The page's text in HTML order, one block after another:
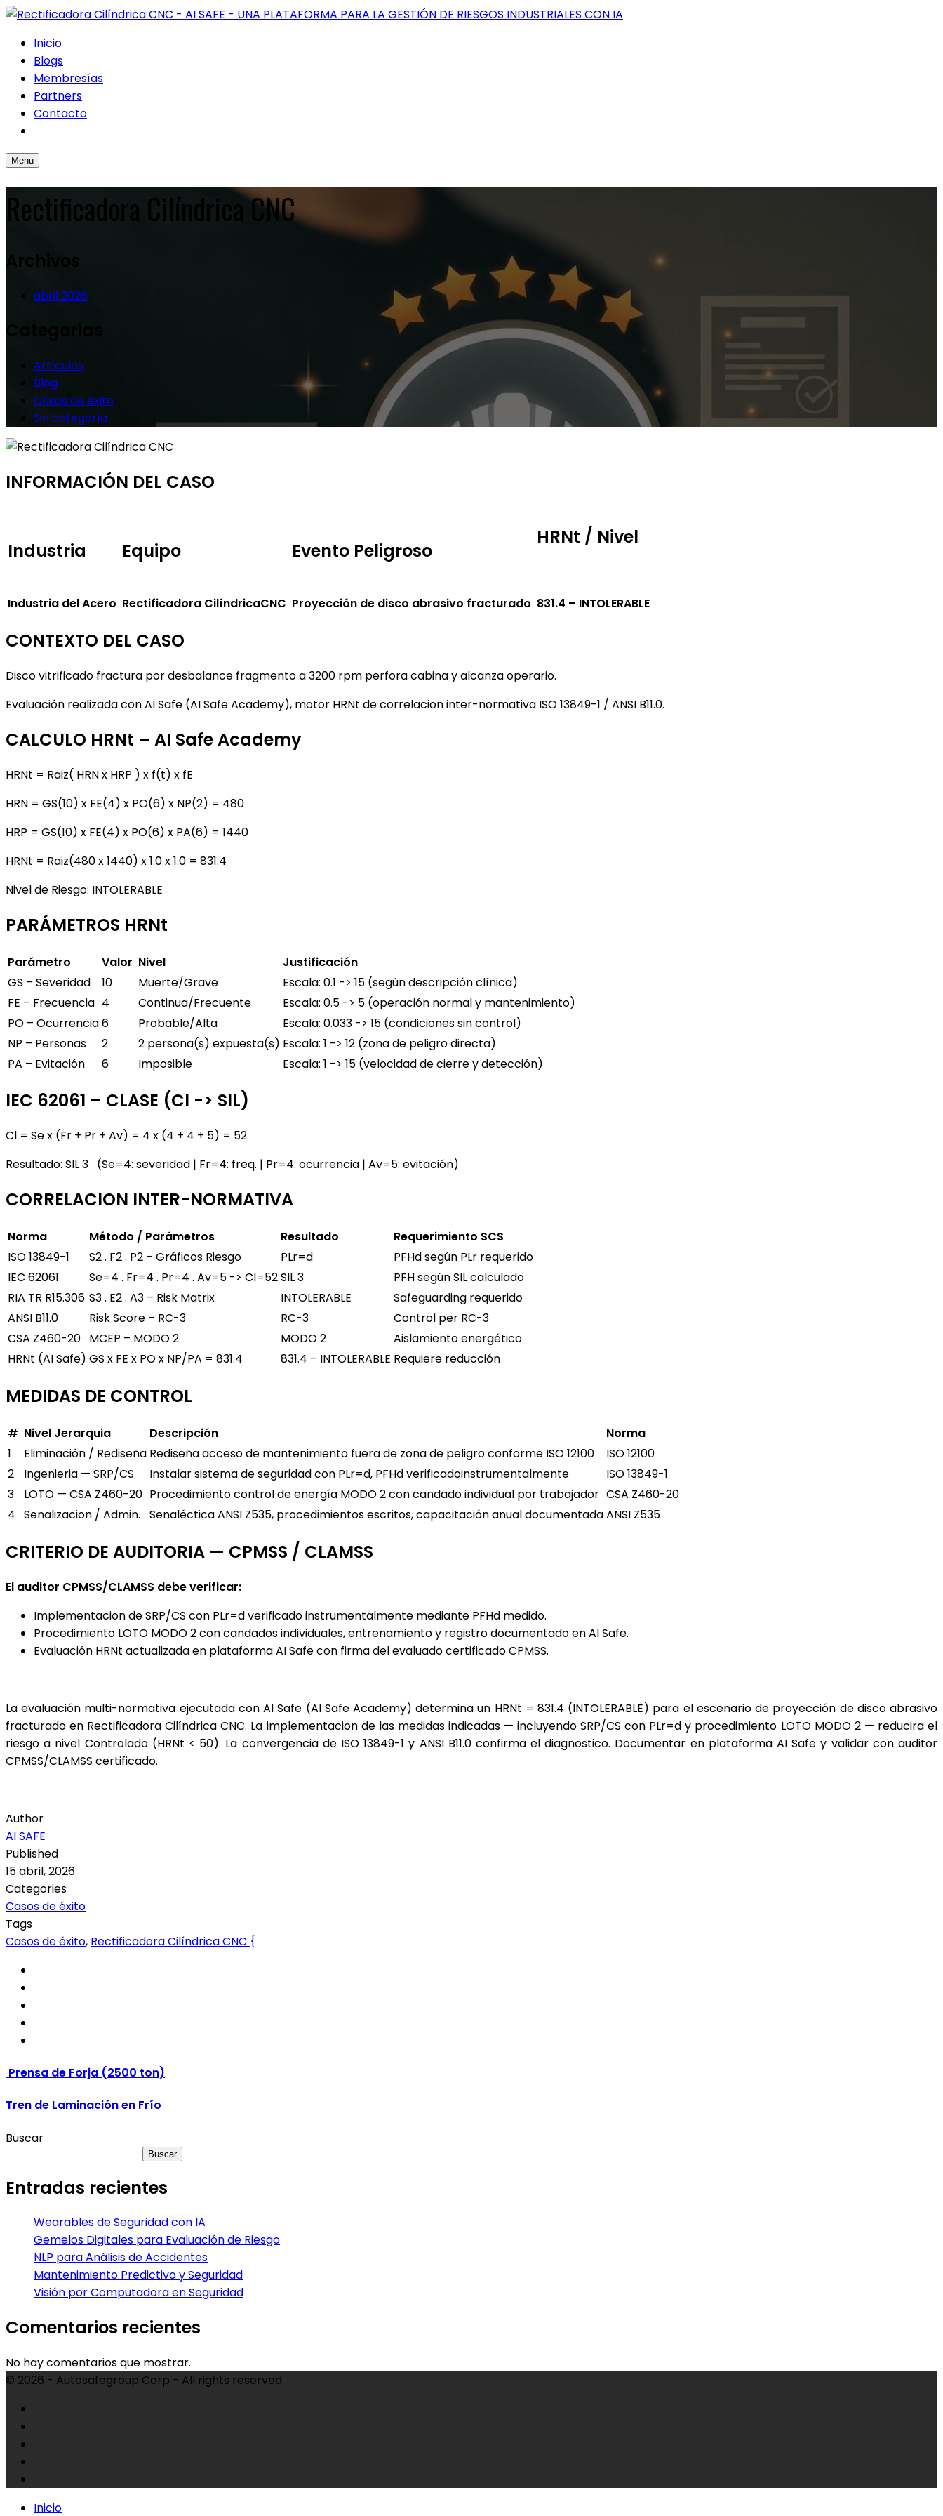
Inicio
Blogs
Membresías
Partners
Contacto
Menu
Rectificadora Cilíndrica CNC
abril 2026
Artículos
Blog
Casos de éxito
Sin categoría
INFORMACIÓN DEL CASO
Industria Equipo Evento Peligroso
HRNt / Nivel
Industria del Acero Rectificadora CilíndricaCNC Proyección de disco abrasivo fracturado 831.4 – INTOLERABLE
CONTEXTO DEL CASO
Disco vitrificado fractura por desbalance fragmento a 3200 rpm perfora cabina y alcanza operario.
Evaluación realizada con AI Safe (AI Safe Academy), motor HRNt de correlacion inter-normativa ISO 13849-1 / ANSI B11.0.
CALCULO HRNt – AI Safe Academy
HRNt = Raiz( HRN x HRP ) x f(t) x fE
HRN = GS(10) x FE(4) x PO(6) x NP(2) = 480
HRP = GS(10) x FE(4) x PO(6) x PA(6) = 1440
HRNt = Raiz(480 x 1440) x 1.0 x 1.0 = 831.4
Nivel de Riesgo: INTOLERABLE
PARÁMETROS HRNt
Parámetro Valor Nivel
Justificación
GS – Severidad
10 Muerte/Grave
Escala: 0.1 -> 15 (según descripción clínica)
FE – Frecuencia 4 Continua/Frecuente
Escala: 0.5 -> 5 (operación normal y mantenimiento)
PO – Ocurrencia6 Probable/Alta
Escala: 0.033 -> 15 (condiciones sin control)
NP – Personas
2 2 persona(s) expuesta(s) Escala: 1 -> 12 (zona de peligro directa)
PA – Evitación
6 Imposible Escala: 1 -> 15 (velocidad de cierre y detección)
IEC 62061 – CLASE (Cl -> SIL)
Cl = Se x (Fr + Pr + Av) = 4 x (4 + 4 + 5) = 52
Resultado: SIL 3 (Se=4: severidad | Fr=4: freq. | Pr=4: ocurrencia | Av=5: evitación)
CORRELACION INTER-NORMATIVA
Norma Método / Parámetros Resultado
Requerimiento SCS
ISO 13849-1
S2 . F2 . P2 – Gráficos Riesgo PLr=d
PFHd según PLr requerido
IEC 62061
Se=4 . Fr=4 . Pr=4 . Av=5 -> Cl=52SIL 3
PFH según SIL calculado
RIA TR R15.306 S3 . E2 . A3 – Risk Matrix INTOLERABLE
Safeguarding requerido
ANSI B11.0
Risk Score – RC-3 RC-3
Control per RC-3
CSA Z460-20 MCEP – MODO 2 MODO 2
Aislamiento energético
HRNt (AI Safe) GS x FE x PO x NP/PA = 831.4 831.4 – INTOLERABLE Requiere reducción
MEDIDAS DE CONTROL
# Nivel Jerarquia Descripción
Norma
1
Eliminación / Rediseña Rediseña acceso de mantenimiento fuera de zona de peligro conforme ISO 12100
ISO 12100
2
Ingenieria — SRP/CS Instalar sistema de seguridad con PLr=d, PFHd verificadoinstrumentalmente
ISO 13849-1
3
LOTO — CSA Z460-20 Procedimiento control de energía MODO 2 con candado individual por trabajador CSA Z460-20
4 Senalizacion / Admin. Senaléctica ANSI Z535, procedimientos escritos, capacitación anual documentadaANSI Z535
CRITERIO DE AUDITORIA — CPMSS / CLAMSS
El auditor CPMSS/CLAMSS debe verificar:
Implementacion de SRP/CS con PLr=d verificado instrumentalmente mediante PFHd medido.
Procedimiento LOTO MODO 2 con candados individuales, entrenamiento y registro documentado en AI Safe.
Evaluación HRNt actualizada en plataforma AI Safe con firma del evaluado certificado CPMSS.
La evaluación multi-normativa ejecutada con AI Safe (AI Safe Academy) determina un HRNt = 831.4 (INTOLERABLE) para el escenario de proyección de disco abrasivo
fracturado en Rectificadora Cilíndrica CNC. La implementacion de las medidas indicadas — incluyendo SRP/CS con PLr=d y procedimiento LOTO MODO 2 — reducira el
riesgo a nivel Controlado (HRNt < 50). La convergencia de ISO 13849-1 y ANSI B11.0 confirma el diagnostico. Documentar en plataforma AI Safe y validar con auditor
CPMSS/CLAMSS certificado.
Author
AI SAFE
Published
15 abril, 2026
Categories
Casos de éxito
Tags
Casos de éxito, Rectificadora Cilíndrica CNC {
Prensa de Forja (2500 ton)
Tren de Laminación en Frío
Buscar
Buscar
Entradas recientes
Wearables de Seguridad con IA
Gemelos Digitales para Evaluación de Riesgo
NLP para Análisis de Accidentes
Mantenimiento Predictivo y Seguridad
Visión por Computadora en Seguridad
Comentarios recientes
No hay comentarios que mostrar.
© 2026 - Autosafegroup Corp - All rights reserved
Inicio